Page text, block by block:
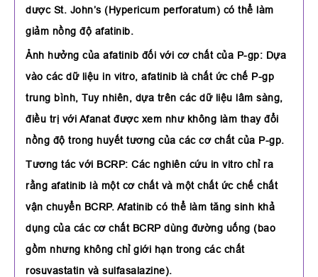
dược St. John’s (Hypericum perforatum) có thể làm
giảm nồng độ afatinib.
Ảnh hưởng của afatinib đối với cơ chất của P-gp: Dựa
vào các dữ liệu in vitro, afatinib là chất ức chế P-gp
trung bình, Tuy nhiên, dựa trên các dữ liệu lâm sàng,
điều trị với Afanat được xem như không làm thay đổi
nồng độ trong huyết tương của các cơ chất của P-gp.
Tương tác với BCRP: Các nghiên cứu in vitro chỉ ra
rằng afatinib là một cơ chất và một chất ức chế chất
vận chuyển BCRP. Afatinib có thể làm tăng sinh khả
dụng của các cơ chất BCRP dùng đường uống (bao
gồm nhưng không chỉ giới hạn trong các chất
rosuvastatin và sulfasalazine).